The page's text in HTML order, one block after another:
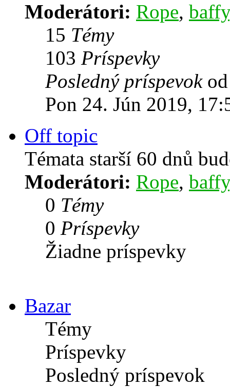
Moderátori: Rope, baffy
15 Témy
103 Príspevky
Posledný príspevok
Pon 24. Jún 2019,
Off topic
Témata starší 60 dnů
Moderátori: Rope, baffy
0 Témy
0 Príspevky
Žiadne príspevky
Bazar
Témy
Príspevky
Posledný príspevok